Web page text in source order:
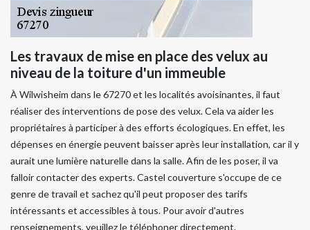
Les travaux de mise en place des velux au
niveau de la toiture d'un immeuble
À Wilwisheim dans le 67270 et les localités avoisinantes, il faut
réaliser des interventions de pose des velux. Cela va aider les
propriétaires à participer à des efforts écologiques. En effet, les
dépenses en énergie peuvent baisser après leur installation, car il y
aurait une lumière naturelle dans la salle. Afin de les poser, il va
falloir contacter des experts. Castel couverture s'occupe de ce
genre de travail et sachez qu'il peut proposer des tarifs
intéressants et accessibles à tous. Pour avoir d'autres
renseignements, veuillez le téléphoner directement.